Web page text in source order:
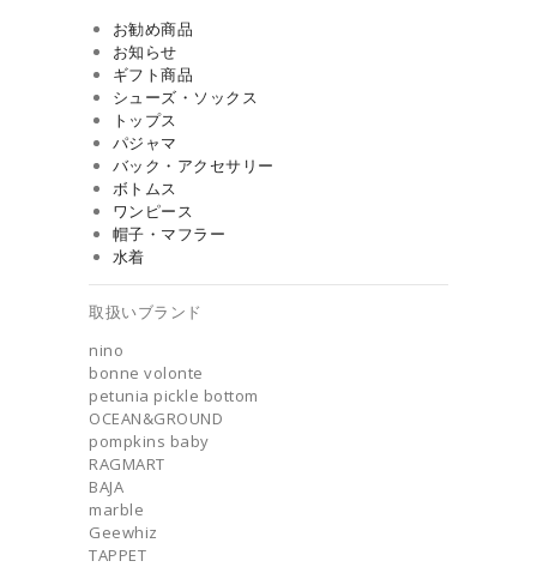
お勧め商品
お知らせ
ギフト商品
シューズ・ソックス
トップス
パジャマ
バック・アクセサリー
ボトムス
ワンピース
帽子・マフラー
水着
取扱いブランド
nino
bonne volonte
petunia pickle bottom
OCEAN&GROUND
pompkins baby
RAGMART
BAJA
marble
Geewhiz
TAPPET